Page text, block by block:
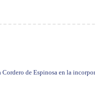
Cordero de Espinosa en la